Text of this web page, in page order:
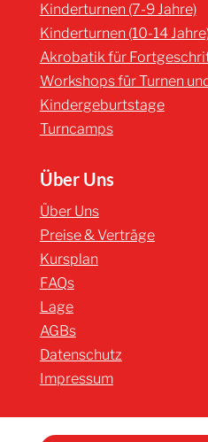
Kinderturnen (7-9 Jahre)
Kinderturnen (10-14
Akrobatik für
Workshops für Turnen
Kindergeburtstage
Turncamps
Über Uns
Über Uns
Preise & Verträge
Kursplan
FAQs
Lage
AGBs
Datenschutz
Impressum